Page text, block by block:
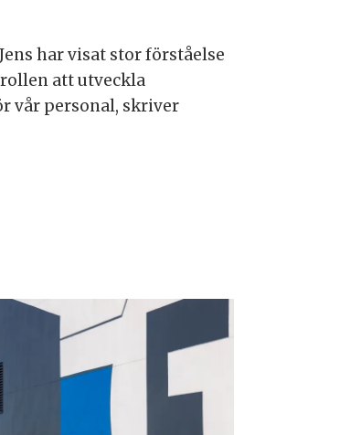
har visat stor förståelse
att utveckla
vår personal, skriver